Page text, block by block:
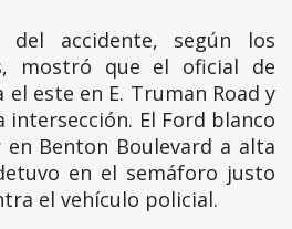
accidente, según los
mostró que el oficial de
este en E. Truman Road y
intersección. El Ford blanco
Benton Boulevard a alta
en el semáforo justo
el vehículo policial.